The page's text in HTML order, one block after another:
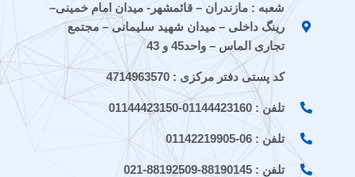
r
a
t
a
a
شعبه : مازندران – قائمشهر- میدان امام خمینی–
رینگ داخلی – میدان شهید سلیمانی – مجتمع
تجاری الماس – واحد45 و 43
کد پستی دفتر مرکزی : 4714963570
تلفن : 01144423160-01144423150
تلفن : 06-01142219905
تلفن : 88190145-88192509-021